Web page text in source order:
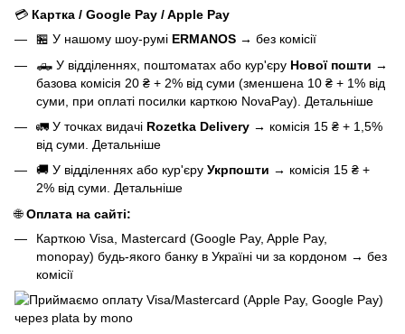
💳 Картка / Google Pay / Apple Pay
🏪 У нашому шоу-румі ERMANOS → без комісії
🛻 У відділеннях, поштоматах або кур'єру Нової пошти →
базова комісія 20 ₴ + 2% від суми (зменшена 10 ₴ + 1% від
суми, при оплаті посилки карткою NovaPay). Детальніше
🚛 У точках видачі Rozetka Delivery → комісія 15 ₴ + 1,5%
від суми. Детальніше
🚚 У відділеннях або кур'єру Укрпошти → комісія 15 ₴ +
2% від суми. Детальніше
🌐Оплата на сайті:
Карткою Visa, Mastercard (Google Pay, Apple Pay,
monopay) будь-якого банку в Україні чи за кордоном → без
комісії